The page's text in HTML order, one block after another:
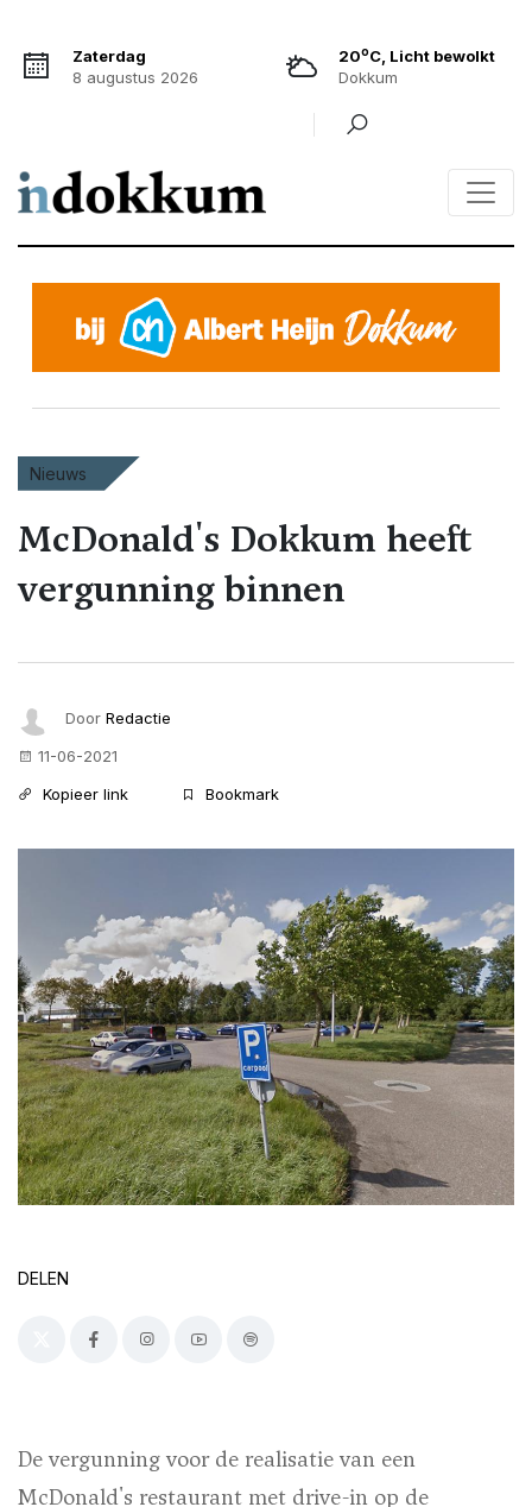
Zaterdag
8 augustus 2026
20oC, Licht bewolkt
Dokkum
Nieuws
McDonald's Dokkum heeft
vergunning binnen
Door Redactie
11-06-2021
Kopieer link
Bookmark
DELEN
De vergunning voor de realisatie van een
McDonald's restaurant met drive-in op de